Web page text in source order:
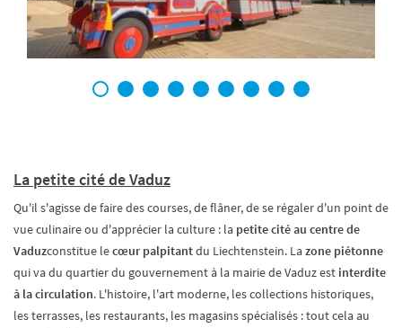
1 2 3 4 5 6 7 8 9
La petite cité de Vaduz
Qu'il s'agisse de faire des courses, de flâner, de se régaler d'un point de
vue culinaire ou d'apprécier la culture : la petite cité au centre de
Vaduzconstitue lecœur palpitantdu Liechtenstein. Lazone piétonne
qui va du quartier du gouvernement à la mairie de Vaduz est interdite
à la circulation. L'histoire, l'art moderne, les collections historiques,
les terrasses, les restaurants, les magasins spécialisés : tout cela au